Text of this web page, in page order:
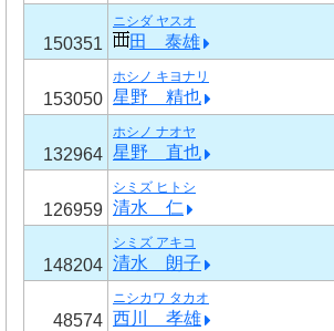
150351
ニシダ ヤスオ
田 泰雄
153050
ホシノ キヨナリ
星野 精也
132964
ホシノ ナオヤ
星野 直也
126959
シミズ ヒトシ
清水 仁
148204
シミズ アキコ
清水 朗子
48574
ニシカワ タカオ
西川 孝雄